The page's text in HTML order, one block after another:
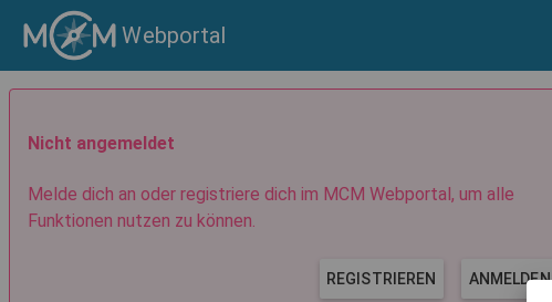
Webportal
Nicht angemeldet
Melde dich an oder registriere dich im MCM Webportal, um alle
Funktionen nutzen zu können.
REGISTRIEREN ANMELDEN